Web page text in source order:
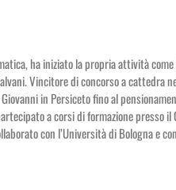
ha iniziato la propria attività
Vincitore di concorso a cattedra
in Persiceto fino al
a corsi di formazione presso il
con l’Università di Bologna e